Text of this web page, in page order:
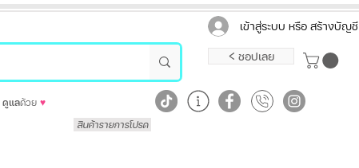
ดูแลด้วย ♥
เข้าสู่ระบบ หรือ สร้างบัญชี
< ชอปเลย
สินค้ารายการโปรด